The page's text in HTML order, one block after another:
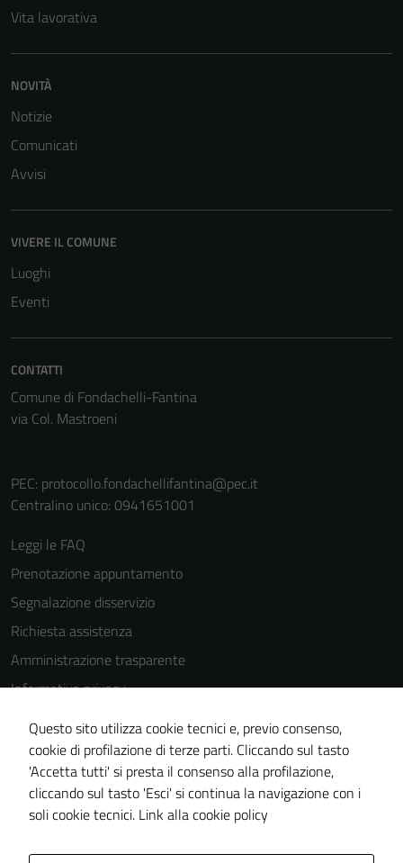
Vita lavorativa
NOVITÀ
Notizie
Comunicati
Avvisi
VIVERE IL COMUNE
Luoghi
Eventi
CONTATTI
Comune di Fondachelli-Fantina
via Col. Mastroeni
PEC: protocollo.fondachellifantina@pec.it
Centralino unico: 0941651001
Leggi le FAQ
Prenotazione appuntamento
Segnalazione disservizio
Richiesta assistenza
Amministrazione trasparente
Informativa privacy
Cookie Policy
Note legali
Dichiarazione di accessibilità
Piano di miglioramento del sito
Questo sito utilizza cookie tecnici e, previo consenso,
cookie di profilazione di terze parti. Cliccando sul tasto
'Accetta tutti' si presta il consenso alla profilazione,
cliccando sul tasto 'Esci' si continua la navigazione con i
soli cookie tecnici. Link alla cookie policy
del sito e non
personali.